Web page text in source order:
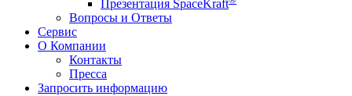
Презентация SpaceKraft
Вопросы и Ответы
Сервис
О Компании
Контакты
Пресса
Запросить информацию